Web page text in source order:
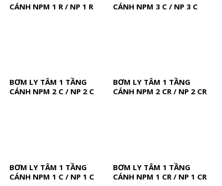
CÁNH NPM 1 R / NP 1 R
CÁNH NPM 3 C / NP 3 C
BƠM LY TÂM 1 TẦNG
CÁNH NPM 2 C / NP 2 C
BƠM LY TÂM 1 TẦNG
CÁNH NPM 2 CR / NP 2 CR
BƠM LY TÂM 1 TẦNG
CÁNH NPM 1 C / NP 1 C
BƠM LY TÂM 1 TẦNG
CÁNH NPM 1 CR / NP 1 CR